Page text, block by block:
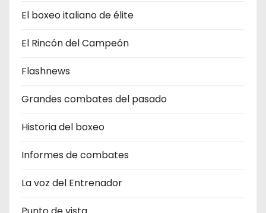
El boxeo italiano de élite
El Rincón del Campeón
Flashnews
Grandes combates del pasado
Historia del boxeo
Informes de combates
La voz del Entrenador